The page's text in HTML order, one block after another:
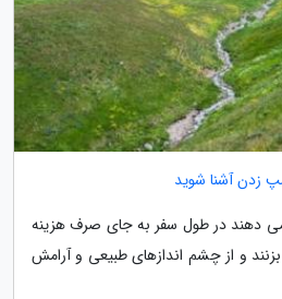
زدن آشنا شوید
دهند در طول سفر به جای صرف هزینه
و از چشم اندازهای طبیعی و آرامش